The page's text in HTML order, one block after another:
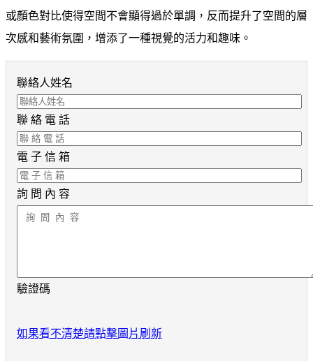
或顏色對比使得空間不會顯得過於單調，反而提升了空間的層
次感和藝術氛圍，增添了一種視覺的活力和趣味。
聯絡人姓名
聯 絡 電 話
電 子 信 箱
詢 問 內 容
驗證碼
如果看不清楚請點擊圖片刷新